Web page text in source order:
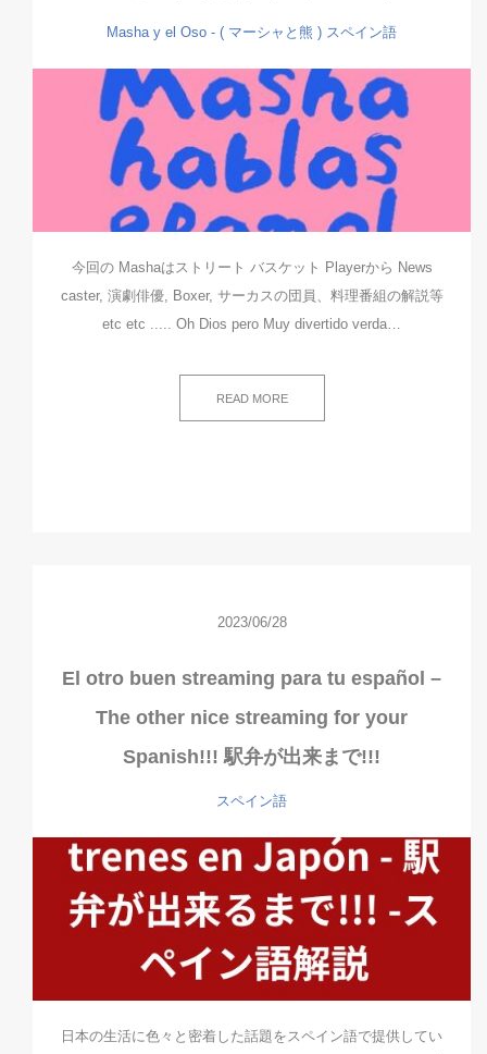
Masha y el Oso - ( マーシャと熊 ) スペイン語
今回の Mashaはストリート バスケット Playerから News
caster, 演劇俳優, Boxer, サーカスの団員、料理番組の解説等
etc etc ..... Oh Dios pero Muy divertido verda…
READ MORE
2023/06/28
El otro buen streaming para tu español –
The other nice streaming for your
Spanish!!! 駅弁が出来まで!!!
スペイン語
日本の生活に色々と密着した話題をスペイン語で提供してい